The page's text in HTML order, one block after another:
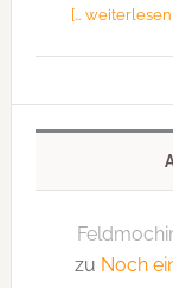
[… weiterlesen
zu Noch